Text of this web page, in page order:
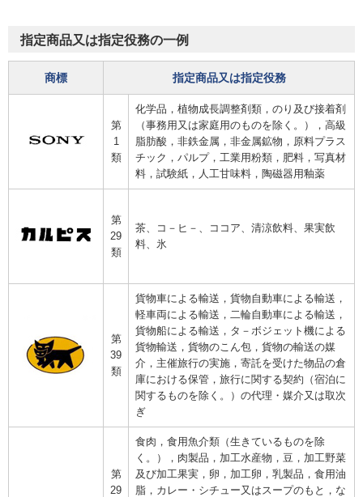
指定商品又は指定役務の一例
商標 指定商品又は指定役務
第
1
類
化学品，植物成長調整剤類，のり及び接着剤
（事務用又は家庭用のものを除く。），高級
脂肪酸，非鉄金属，非金属鉱物，原料プラス
チック，パルプ，工業用粉類，肥料，写真材
料，試験紙，人工甘味料，陶磁器用釉薬
第
29
類
茶、コ－ヒ－、ココア、清涼飲料、果実飲
料、氷
第
39
類
貨物車による輸送，貨物自動車による輸送，
軽車両による輸送，二輪自動車による輸送，
貨物船による輸送，タ－ボジェット機による
貨物輸送，貨物のこん包，貨物の輸送の媒
介，主催旅行の実施，寄託を受けた物品の倉
庫における保管，旅行に関する契約（宿泊に
関するものを除く。）の代理・媒介又は取次
ぎ
第
29
食肉，食用魚介類（生きているものを除
く。），肉製品，加工水産物，豆，加工野菜
及び加工果実，卵，加工卵，乳製品，食用油
脂，カレー・シチュー又はスープのもと，な